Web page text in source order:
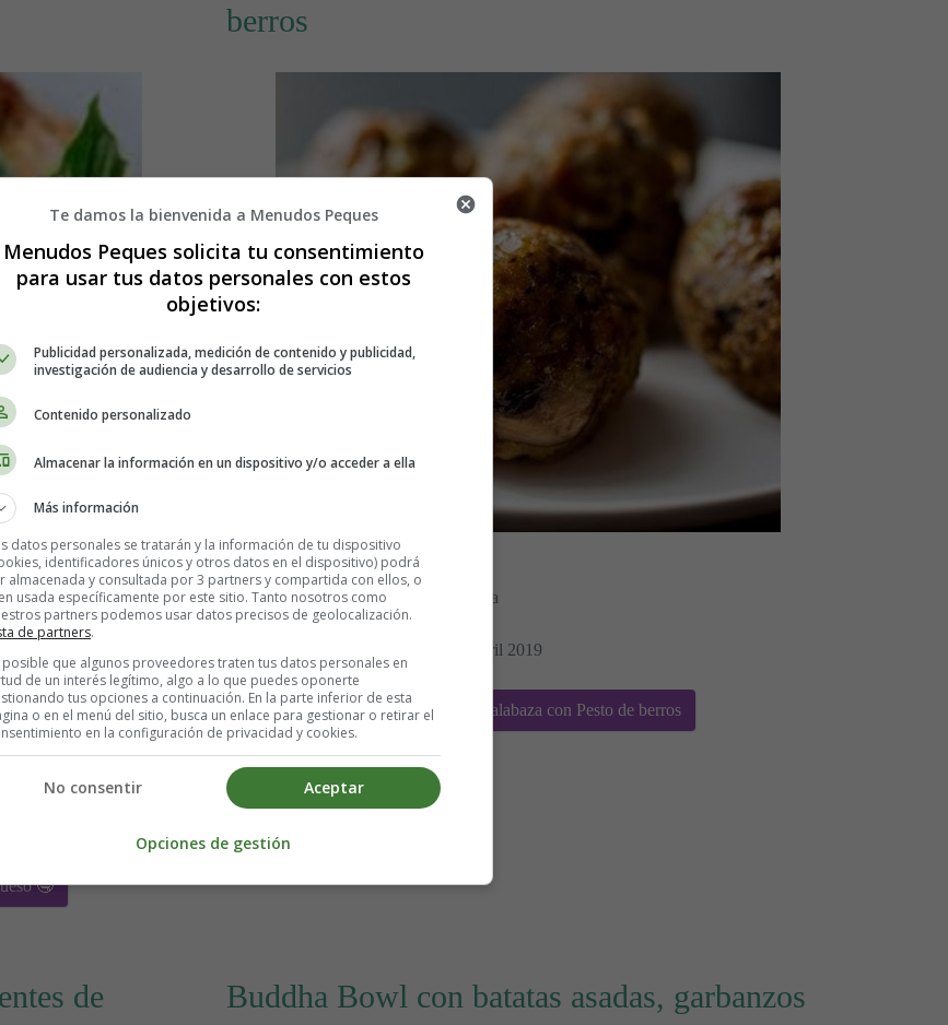
🤤
berros
Detalles
Escrito por:Estefanía Morera
Categoría:Carnes y Aves
Última actualización: 12 Abril 2019
Leer más: Albóndigas de pavo y calabaza con Pesto de berros
de
Buddha Bowl con batatas asadas, garbanzos
Te damos la bienvenida a Menudos Peques
Menudos Peques solicita tu consentimiento
para usar tus datos personales con estos
objetivos:
Publicidad personalizada, medición de contenido y publicidad,
investigación de audiencia y desarrollo de servicios
Contenido personalizado
Almacenar la información en un dispositivo y/o acceder a ella
Más información
datos personales se tratarán y la información de tu dispositivo
identificadores únicos y otros datos en el dispositivo) podrá
almacenada y consultada por 3 partners y compartida con ellos, o
usada específicamente por este sitio. Tanto nosotros como
partners podemos usar datos precisos de geolocalización.
de partners.
posible que algunos proveedores traten tus datos personales en
de un interés legítimo, algo a lo que puedes oponerte
tus opciones a continuación. En la parte inferior de esta
o en el menú del sitio, busca un enlace para gestionar o retirar el
en la configuración de privacidad y cookies.
Aceptar
No consentir
Opciones de gestión